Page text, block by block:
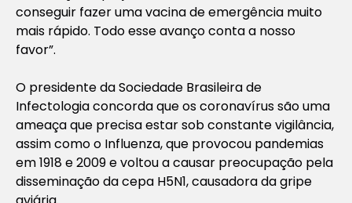
conseguir fazer uma vacina de emergência muito
mais rápido. Todo esse avanço conta a nosso
favor”.
O presidente da Sociedade Brasileira de
Infectologia concorda que os coronavírus são uma
ameaça que precisa estar sob constante vigilância,
assim como o Influenza, que provocou pandemias
em 1918 e 2009 e voltou a causar preocupação pela
disseminação da cepa H5N1, causadora da gripe